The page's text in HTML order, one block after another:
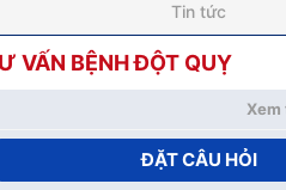
Tin tức
VẤN BỆNH ĐỘT QUỴ
Xem
ĐẶT CÂU HỎI